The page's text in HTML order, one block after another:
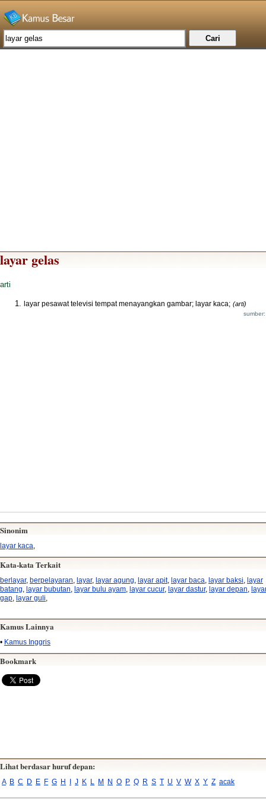
layar gelas
arti
layar pesawat televisi tempat menayangkan gambar; layar kaca; (arti)
Sinonim
layar kaca
Kata-kata Terkait
berlayar, berpelayaran, layar, layar agung, layar apit, layar baca, layar baksi, layar
batang, layar bubutan, layar bulu ayam, layar cucur, layar dastur, layar depan,
gap, layar guli,
Kamus Lainnya
• Kamus Inggris
Bookmark
Lihat berdasar huruf depan:
A B C D E F G H I J K L M N O P Q R S T U V W X Y Z acak